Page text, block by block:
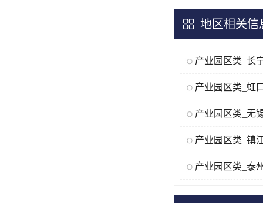
地区相关信
产业园区类_长
产业园区类_虹
产业园区类_无
产业园区类_镇
产业园区类_泰